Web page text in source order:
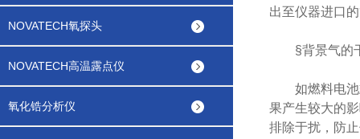
NOVATECH氧探头
NOVATECH高温露点仪
氧化锆分析仪
出至仪器进口
§背景气的
如燃料电池式
果产生较大的
排除于扰，防